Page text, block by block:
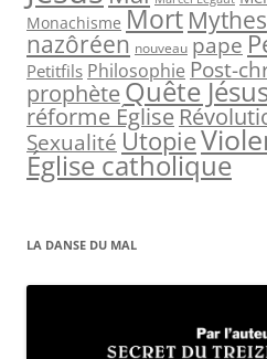
:
Monachisme Mort Mythes
nazôréen nouveau pape
Petitfils Philosophie Post-
prophèteQuête
réforme Église
Sexualité Utopie
Église catholique
LA DANSE DU MAL